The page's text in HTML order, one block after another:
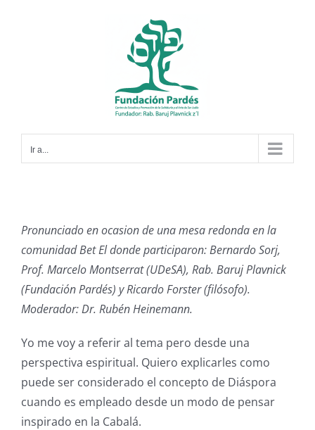
Ir a...
Pronunciado en ocasion de una mesa redonda en la
comunidad Bet El donde participaron: Bernardo Sorj,
Prof. Marcelo Montserrat (UDeSA), Rab. Baruj Plavnick
(Fundación Pardés) y Ricardo Forster (filósofo).
Moderador: Dr. Rubén Heinemann.
Yo me voy a referir al tema pero desde una
perspectiva espiritual. Quiero explicarles como
puede ser considerado el concepto de Diáspora
cuando es empleado desde un modo de pensar
inspirado en la Cabalá.